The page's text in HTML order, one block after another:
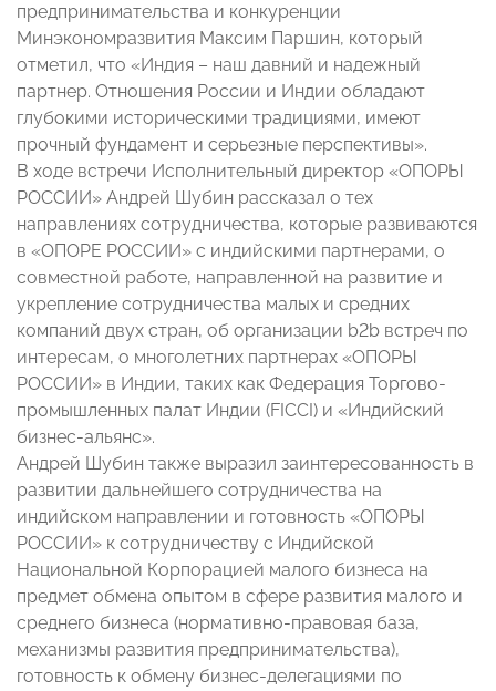
предпринимательства и конкуренции
Минэкономразвития Максим Паршин, который
отметил, что «Индия – наш давний и надежный
партнер. Отношения России и Индии обладают
глубокими историческими традициями, имеют
прочный фундамент и серьезные перспективы».
В ходе встречи Исполнительный директор «ОПОРЫ
РОССИИ» Андрей Шубин рассказал о тех
направлениях сотрудничества, которые развиваются
в «ОПОРЕ РОССИИ» с индийскими партнерами, о
совместной работе, направленной на развитие и
укрепление сотрудничества малых и средних
компаний двух стран, об организации b2b встреч по
интересам, о многолетних партнерах «ОПОРЫ
РОССИИ» в Индии, таких как Федерация Торгово-
промышленных палат Индии (FICCI) и «Индийский
бизнес-альянс».
Андрей Шубин также выразил заинтересованность в
развитии дальнейшего сотрудничества на
индийском направлении и готовность «ОПОРЫ
РОССИИ» к сотрудничеству с Индийской
Национальной Корпорацией малого бизнеса на
предмет обмена опытом в сфере развития малого и
среднего бизнеса (нормативно-правовая база,
механизмы развития предпринимательства),
готовность к обмену бизнес-делегациями по